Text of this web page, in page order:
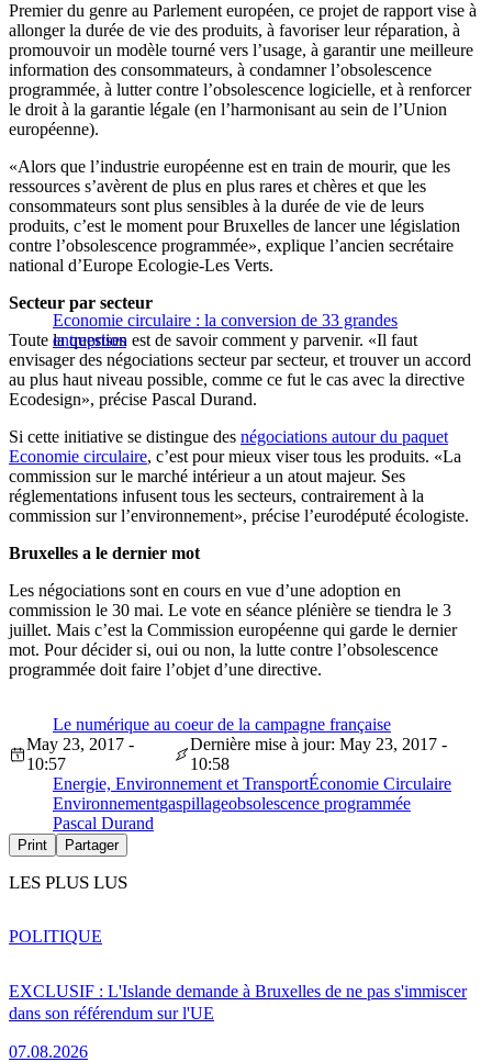
Premier du genre au Parlement européen, ce projet de rapport vise à
allonger la durée de vie des produits, à favoriser leur réparation, à
promouvoir un modèle tourné vers l’usage, à garantir une meilleure
information des consommateurs, à condamner l’obsolescence
programmée, à lutter contre l’obsolescence logicielle, et à renforcer
le droit à la garantie légale (en l’harmonisant au sein de l’Union
européenne).
«Alors que l’industrie européenne est en train de mourir, que les
ressources s’avèrent de plus en plus rares et chères et que les
consommateurs sont plus sensibles à la durée de vie de leurs
produits, c’est le moment pour Bruxelles de lancer une législation
contre l’obsolescence programmée», explique l’ancien secrétaire
national d’Europe Ecologie-Les Verts.
Economie circulaire : la conversion de 33 grandes
entreprises
Secteur par secteur
Toute la question est de savoir comment y parvenir. «Il faut
envisager des négociations secteur par secteur, et trouver un accord
au plus haut niveau possible, comme ce fut le cas avec la directive
Ecodesign», précise Pascal Durand.
Si cette initiative se distingue des négociations autour du paquet
Economie circulaire, c’est pour mieux viser tous les produits. «La
commission sur le marché intérieur a un atout majeur. Ses
réglementations infusent tous les secteurs, contrairement à la
commission sur l’environnement», précise l’eurodéputé écologiste.
Bruxelles a le dernier mot
Les négociations sont en cours en vue d’une adoption en
commission le 30 mai. Le vote en séance plénière se tiendra le 3
juillet. Mais c’est la Commission européenne qui garde le dernier
mot. Pour décider si, oui ou non, la lutte contre l’obsolescence
programmée doit faire l’objet d’une directive.
Le numérique au coeur de la campagne française
May 23, 2017 -
10:57
Dernière mise à jour: May 23, 2017 -
10:58
Energie, Environnement et TransportÉconomie Circulaire
Environnementgaspillageobsolescence programmée
Pascal Durand
Print Partager
LES PLUS LUS
EXCLUSIF : L'Islande demande à Bruxelles de ne pas s'immiscer
dans son référendum sur l'UE
07.08.2026
POLITIQUE